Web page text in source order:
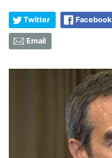
Twitter Facebook
Email